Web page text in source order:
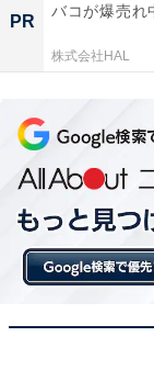
PR
バコが爆売れ
株式会社HAL